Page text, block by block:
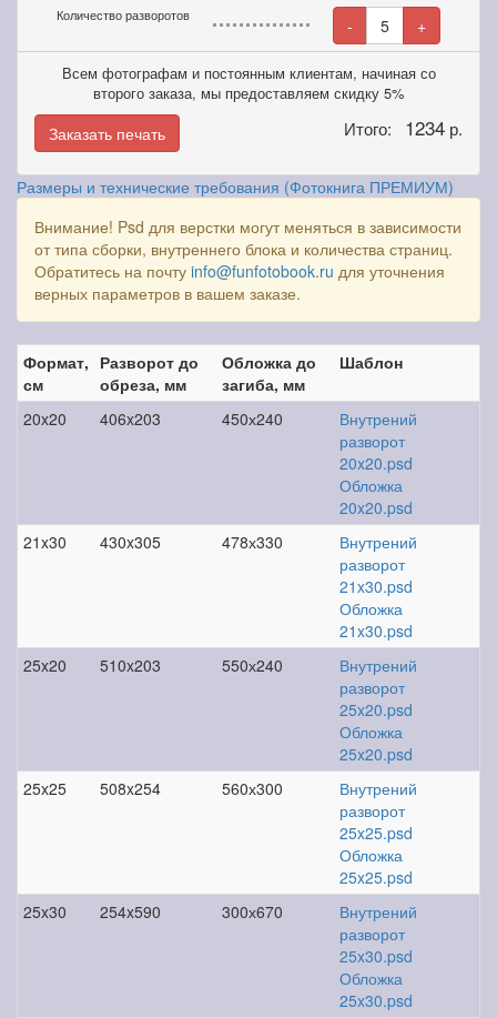
Количество разворотов - 5 +
Всем фотографам и постоянным клиентам, начиная со
второго заказа, мы предоставляем скидку 5%
Заказать печать Итого: 1234 р.
Размеры и технические требования (Фотокнига ПРЕМИУМ)
Внимание! Psd для верстки могут меняться в зависимости
от типа сборки, внутреннего блока и количества страниц.
Обратитесь на почту info@funfotobook.ru для уточнения
верных параметров в вашем заказе.
Формат,
см
Разворот до
обреза, мм
Обложка до
загиба, мм
Шаблон
20x20 406x203 450х240
Внутрений
разворот
20x20.psd
Обложка
20x20.psd
21x30
430x305 478х330
Внутрений
разворот
21x30.psd
Обложка
21x30.psd
25x20
510x203 550х240
Внутрений
разворот
25x20.psd
Обложка
25x20.psd
25x25
508x254 560х300
Внутрений
разворот
25x25.psd
Обложка
25x25.psd
25x30
254x590 300х670
Внутрений
разворот
25x30.psd
Обложка
25x30.psd